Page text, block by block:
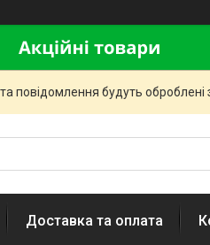
повідомлення будуть
Доставка та оплата